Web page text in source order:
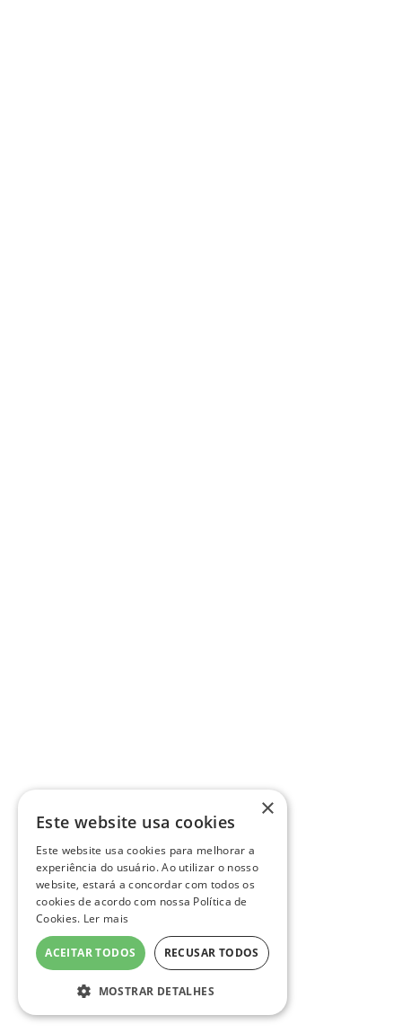
×
Este website usa cookies
Este website usa cookies para melhorar a
experiência do usuário. Ao utilizar o nosso
website, estará a concordar com todos os
cookies de acordo com nossa Política de
Cookies. Ler mais
ACEITAR TODOS RECUSAR TODOS
MOSTRAR DETALHES